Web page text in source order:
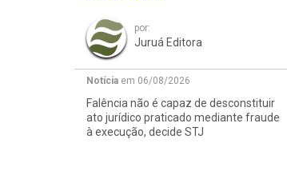
por:
Juruá Editora
Notícia em 06/08/2026
Falência não é capaz de desconstituir
ato jurídico praticado mediante fraude
à execução, decide STJ